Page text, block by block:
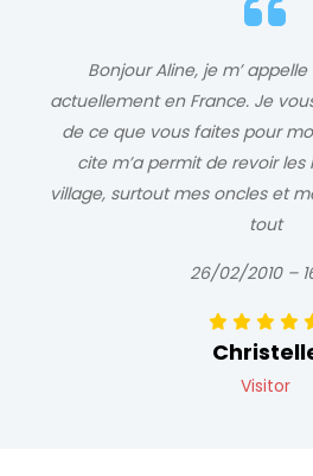
Bonjour Aline, je m’
actuellement en France. Je
de ce que vous faites pour
cite m’a permit de revoir
village, surtout mes oncles et
tout
26/02/2010 –
Visitor